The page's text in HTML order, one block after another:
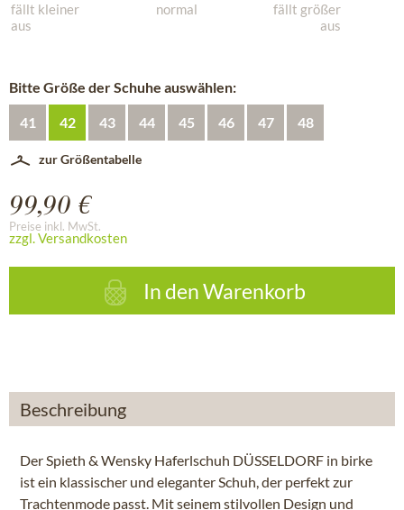
fällt kleiner
aus
normal
fällt größer
aus
Bitte Größe der Schuhe auswählen:
41 42 43 44 45 46 47 48
zur Größentabelle
99,90 €
Preise inkl. MwSt.
zzgl. Versandkosten
In denWarenkorb
Beschreibung
Der Spieth & Wensky Haferlschuh DÜSSELDORF in birke
ist ein klassischer und eleganter Schuh, der perfekt zur
Trachtenmode passt. Mit seinem stilvollen Design und